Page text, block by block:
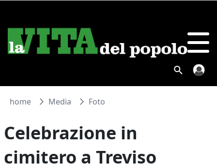
home Media Foto
Celebrazione in
cimitero a Treviso